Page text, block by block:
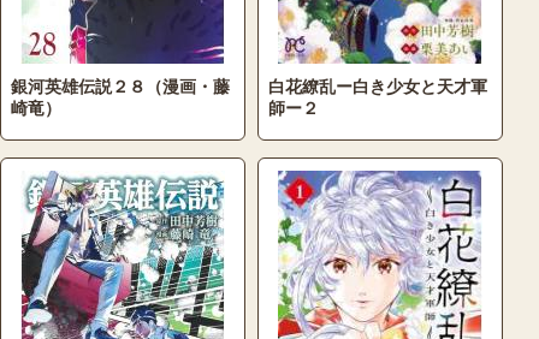
銀河英雄伝説２８（漫画・藤
崎竜）
白花繚乱ー白き少女と天才軍
師ー２